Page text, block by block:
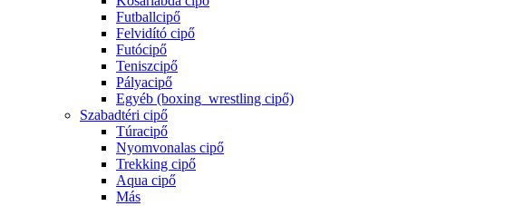
Futballcipő
Felvidító cipő
Futócipő
Teniszcipő
Pályacipő
Egyéb (boxing_wrestling cipő)
Szabadtéri cipő
Túracipő
Nyomvonalas cipő
Trekking cipő
Aqua cipő
Más